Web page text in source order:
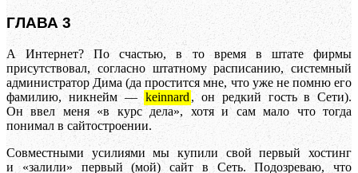
ГЛАВА 3
А Интернет? По счастью, в то время в штате фирмы
присутствовал, согласно штатному расписанию, системный
администратор Дима (да простится мне, что уже не помню его
фамилию, никнейм —
keinnard , он редкий гость в Сети).
Он ввел меня «в курс дела», хотя и сам мало что тогда
понимал в сайтостроении.
Совместными усилиями мы купили свой первый хостинг
и «залили» первый (мой) сайт в Сеть. Подозреваю, что